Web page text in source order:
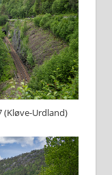
(Kløve-Urdland)